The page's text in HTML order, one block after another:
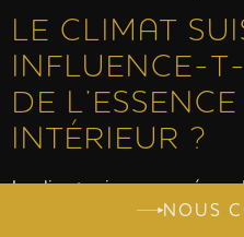
LE CLIMAT
INFLUENCE-
DE
INTÉRIEUR ?
Le climat suisse, marqué par
chauffage et des étés plus
NOUS